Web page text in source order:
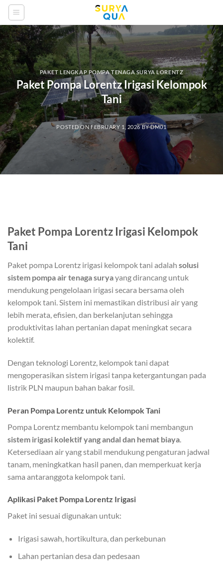
Skip
content
PAKET LENGKAP POMPA TENAGA SURYA LORENTZ
Paket Pompa Lorentz Irigasi Kelompok
Tani
POSTED ONFEBRUARY 1, 2026BYDM01
Paket Pompa Lorentz Irigasi Kelompok
Tani
Paket pompa Lorentz irigasi kelompok tani adalah solusi
sistem pompa air tenaga suryayang dirancang untuk
mendukung pengelolaan irigasi secara bersama oleh
kelompok tani. Sistem ini memastikan distribusi air yang
lebih merata, efisien, dan berkelanjutan sehingga
produktivitas lahan pertanian dapat meningkat secara
kolektif.
Dengan teknologi Lorentz, kelompok tani dapat
mengoperasikan sistem irigasi tanpa ketergantungan pada
listrik PLN maupun bahan bakar fosil.
Peran Pompa Lorentz untuk Kelompok Tani
Pompa Lorentz membantu kelompok tani membangun
sistem irigasi kolektif yang andal dan hemat biaya
Ketersediaan air yang stabil mendukung pengaturan jadwal
tanam, meningkatkan hasil panen, dan memperkuat kerja
sama antaranggota kelompok tani.
Aplikasi Paket Pompa Lorentz Irigasi
Paket ini sesuai digunakan untuk:
Irigasi sawah, hortikultura, dan perkebunan
Lahan pertanian desa dan pedesaan